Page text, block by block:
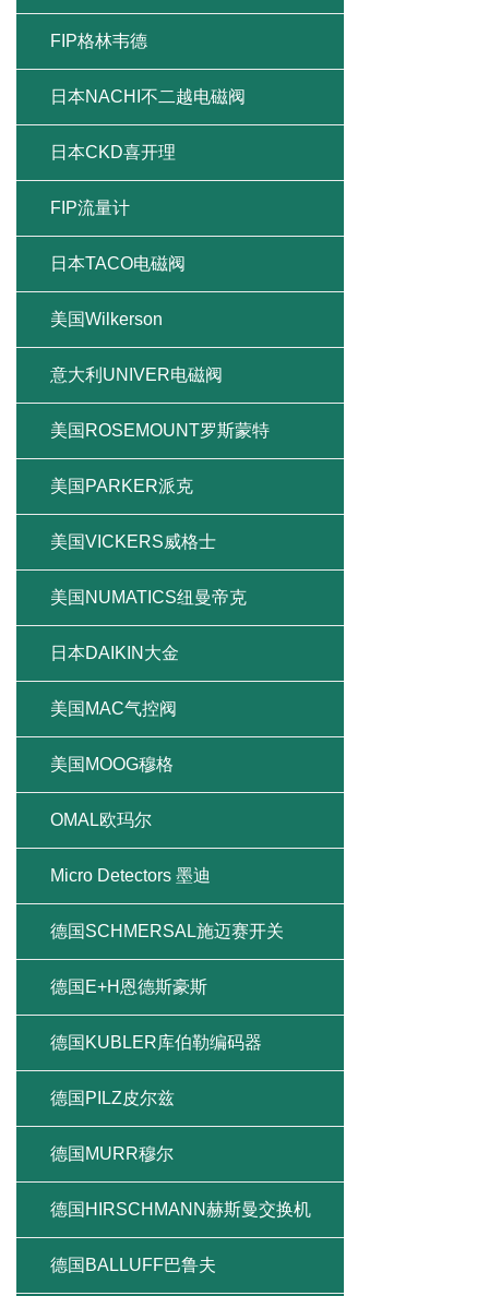
FIP格林韦德
日本NACHI不二越电磁阀
日本CKD喜开理
FIP流量计
日本TACO电磁阀
美国Wilkerson
意大利UNIVER电磁阀
美国ROSEMOUNT罗斯蒙特
美国PARKER派克
美国VICKERS威格士
美国NUMATICS纽曼帝克
日本DAIKIN大金
美国MAC气控阀
美国MOOG穆格
OMAL欧玛尔
Micro Detectors 墨迪
德国SCHMERSAL施迈赛开关
德国E+H恩德斯豪斯
德国KUBLER库伯勒编码器
德国PILZ皮尔兹
德国MURR穆尔
德国HIRSCHMANN赫斯曼交换机
德国BALLUFF巴鲁夫